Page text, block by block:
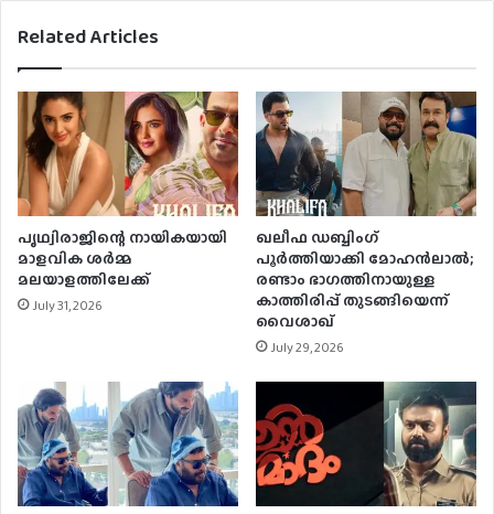
Related Articles
പൃഥ്വിരാജിന്റെ നായികയായി
മാളവിക ശര്‍മ്മ
മലയാളത്തിലേക്ക്
July 31, 2026
ഖലീഫ ഡബ്ബിംഗ്
പൂർത്തിയാക്കി മോഹൻലാൽ;
രണ്ടാം ഭാഗത്തിനായുള്ള
കാത്തിരിപ്പ് തുടങ്ങിയെന്ന്
വൈശാഖ്
July 29, 2026